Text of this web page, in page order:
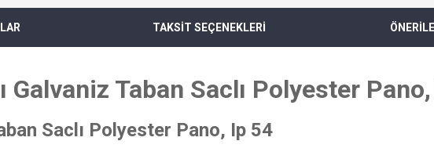
TAKSİT SEÇENEKLERİ
Galvaniz Taban Saclı Polyester
Saclı Polyester Pano, Ip 54